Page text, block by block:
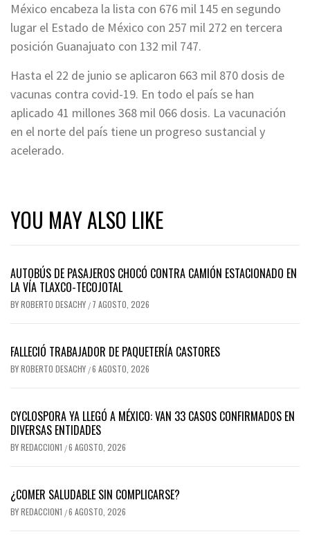
México encabeza la lista con 676 mil 145 en segundo
lugar el Estado de México con 257 mil 272 en tercera
posición Guanajuato con 132 mil 747.
Hasta el 22 de junio se aplicaron 663 mil 870 dosis de
vacunas contra covid-19. En todo el país se han
aplicado 41 millones 368 mil 066 dosis. La vacunación
en el norte del país tiene un progreso sustancial y
acelerado.
YOU MAY ALSO LIKE
AUTOBÚS DE PASAJEROS CHOCÓ CONTRA CAMIÓN ESTACIONADO EN
LA VÍA TLAXCO-TECOJOTAL
BYROBERTO DESACHY / 7 AGOSTO, 2026
FALLECIÓ TRABAJADOR DE PAQUETERÍA CASTORES
BYROBERTO DESACHY /6 AGOSTO, 2026
CYCLOSPORA YA LLEGÓ A MÉXICO: VAN 33 CASOS CONFIRMADOS EN
DIVERSAS ENTIDADES
BYREDACCION1 /6 AGOSTO, 2026
¿COMER SALUDABLE SIN COMPLICARSE?
BYREDACCION1 /6 AGOSTO, 2026